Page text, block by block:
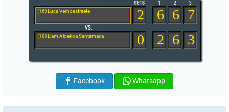
(16) Luca Verhoestraete
(19) Liam Aldekoa Santamaría
2
0
6 6 7
2 6 3
Facebook Whatsapp